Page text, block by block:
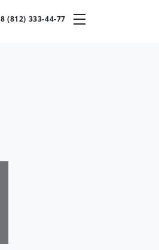
8 (812) 333-44-77